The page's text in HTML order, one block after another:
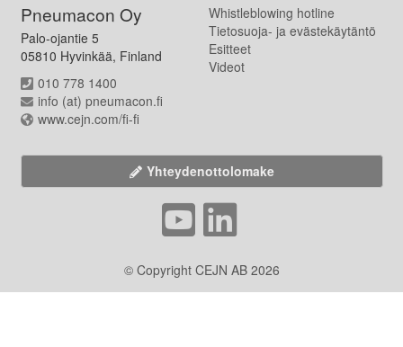
Pneumacon Oy
Palo-ojantie 5
05810 Hyvinkää, Finland
010 778 1400
info (at) pneumacon.fi
www.cejn.com/fi-fi
Whistleblowing hotline
Tietosuoja- ja evästekäytäntö
Esitteet
Videot
Yhteydenottolomake
© Copyright CEJN AB 2026